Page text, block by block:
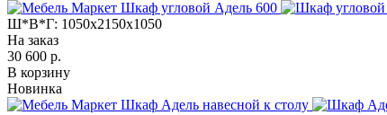
Ш*В*Г: 1050x2150x1050
На заказ
30 600 р.
В корзину
Новинка